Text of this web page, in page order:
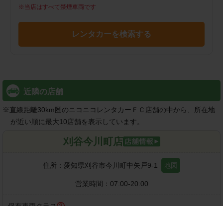
※ 当店はすべて禁煙車両です
レンタカーを検索する
近隣の店舗
※直線距離30km圏のニコニコレンタカーＦＣ店舗の中から、所在地
が近い順に最大10店舗を表示しています。
刈谷今川町店
住所： 愛知県刈谷市今川町中矢戸9-1 地図
営業時間： 07:00-20:00